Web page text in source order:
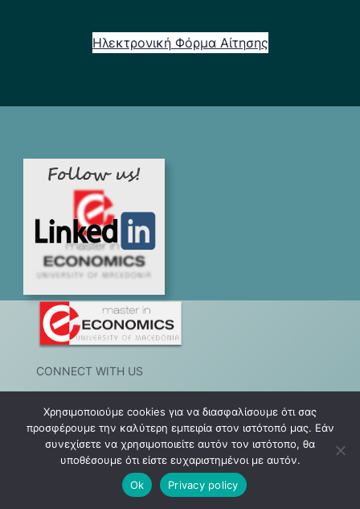
Ηλεκτρονική Φόρμα Αίτησης
CONNECT WITH US
LinkedIn Facebook
Επικοινωνία
Χρησιμοποιούμε cookies για να διασφαλίσουμε ότι σας
προσφέρουμε την καλύτερη εμπειρία στον ιστότοπό μας. Εάν
συνεχίσετε να χρησιμοποιείτε αυτόν τον ιστότοπο, θα
υποθέσουμε ότι είστε ευχαριστημένοι με αυτόν.
Ok
Privacy policy